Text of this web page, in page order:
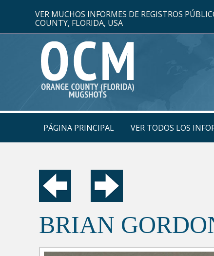
VER MUCHOS INFORMES DE REGISTROS
COUNTY, FLORIDA, USA
PÁGINA PRINCIPAL VER TODOS LOS
BRIAN